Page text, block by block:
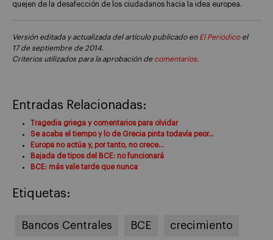
quejen de la desafección de los ciudadanos hacia la idea europea.
Versión editada y actualizada del artículo publicado en El Periódicoel
17 de septiembre de 2014.
Criterios utilizados para la aprobación de comentarios.
Entradas Relacionadas:
Tragedia griega y comentarios para olvidar
Se acaba el tiempo y lo de Grecia pinta todavía peor…
Europa no actúa y, por tanto, no crece…
Bajada de tipos del BCE: no funcionará
BCE: más vale tarde que nunca
Etiquetas:
Bancos Centrales BCE crecimiento